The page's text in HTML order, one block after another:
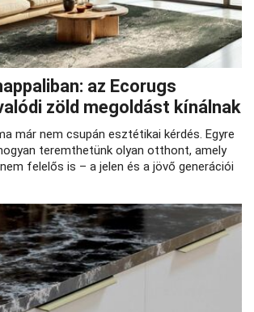
az Ecorugs
zöld megoldást kínálnak
már nem csupán esztétikai kérdés. Egyre
teremthetünk olyan otthont, amely
felelős is – a jelen és a jövő generációi